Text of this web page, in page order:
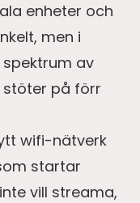
enheter och
men i
av
stöter på förr
wifi-nätverk
startar
vill streama,